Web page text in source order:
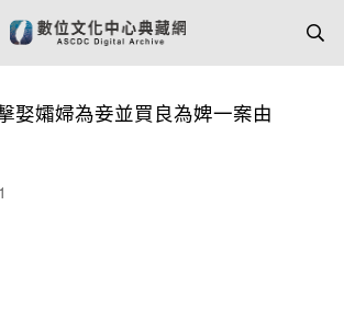
娶孀婦為妾並買良為婢一案由